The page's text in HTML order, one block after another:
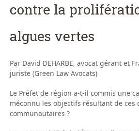
contre la
algues vertes
Par David DEHARBE, avocat gérant et
juriste (Green Law Avocats)
Le Préfet de région a-t-il commis une
méconnu les objectifs résultant de ces
communautaires ?